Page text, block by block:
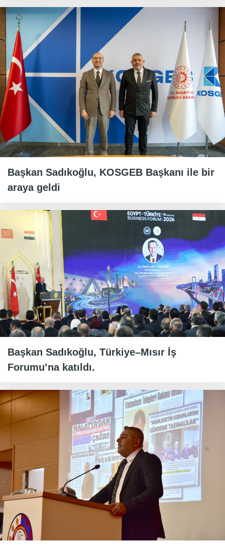
Başkan Sadıkoğlu, KOSGEB Başkanı ile bir
araya geldi
Başkan Sadıkoğlu, Türkiye–Mısır İş
Forumu’na katıldı.